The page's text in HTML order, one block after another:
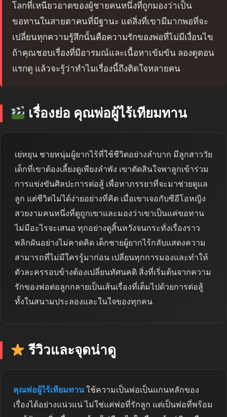
โลกที่เหนียวอาดของผู้ชายคนหนึ่งที่ถูกมองว่าเป็น
ขอทานในสายตาคนที่มีฐานะ แต่สิ่งที่เขามีมากพอที่จะ
เปลี่ยนทุกความรู้สึกนั้นคือความรักของพ่อที่ไม่มีเงื่อนไข
ถ้าคุณชอบเรื่องที่มีอารมณ์และเนื้อหาเข้มข้น ลองดูตอน
แรกดู แล้วจะรู้ว่าทำไมเรื่องนี้ถึงติดใจหลายคน
เรื่องย่อ คุณพ่อผู้ไร้เทียมทาน
เย่หยุน ชายหนุ่มผู้ยากไร้ที่ใช้ชีวิตอย่างลำบาก มีลูกสาววัย
เด็กที่เขาต้องเลี้ยงดูเพียงลำพัง เขาตัดสินใจพาลูกเข้าร่วม
การแข่งขันศิลปะการต่อสู้ เพื่อหาภรรยาที่จะมาช่วยดูแล
ลูก แต่ชีวิตไม่ได้ง่ายอย่างที่คิด เมื่อเขาเจอกับซีอีโอหญิง
สวยงามคนหนึ่งที่ดูถูกเขาและมองว่าเขาเป็นแค่ขอทาน
ไม่มีอะไรจะเสนอ ทุกอย่างดูสิ้นหวังจนกระทั่งเรื่องราว
พลิกผันอย่างไม่คาดคิด เด็กชายผู้ยากไร้กลับแสดงความ
สามารถที่ไม่มีใครรู้มาก่อน เปลี่ยนทุกการมองและทำให้
ตัวละครรอบข้างต้องเปลี่ยนทัศนคติ สิ่งที่เริ่มต้นจากความ
รักของพ่อต่อลูกกลายเป็นเส้นเรื่องที่เต็มไปด้วยการต่อสู้
ทั้งในสนามประลองและในใจของทุกคน
รีวิวและจุดน่าดู
คุณพ่อผู้ไร้เทียมทานใช้ความเป็นพ่อเป็นแกนหลักของ
เรื่องได้อย่างแน่วแน่ ไม่ใช่แค่พ่อที่รักลูก แต่เป็นพ่อที่พร้อม